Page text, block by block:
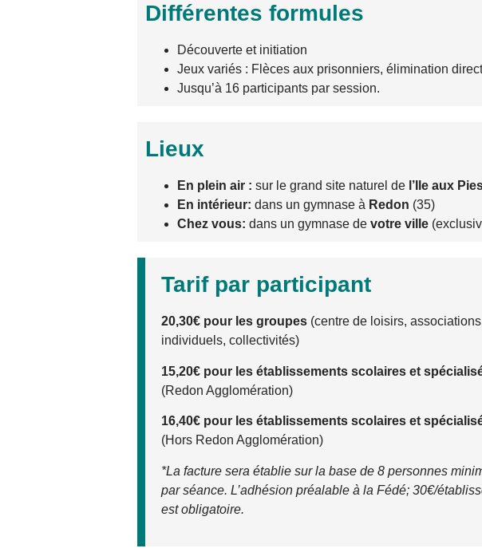
Différentes formules
Découverte et initiation
Jeux variés : Flèces aux prisonniers, élimination
Jusqu’à 16 participants par session.
Lieux
En plein air : sur le grand site naturel de l’Ile aux
En intérieur: dans un gymnase à Redon (35)
Chez vous: dans un gymnase de votre ville
Tarif par participant
20,30€ pour les groupes (centre de loisirs,
individuels, collectivités)
15,20€ pour les établissements scolaires et
(Redon Agglomération)
16,40€ pour les établissements scolaires et
(Hors Redon Agglomération)
*La facture sera établie sur la base de 8 personnes
par séance. L’adhésion préalable à la Fédé; 30€/
est obligatoire.